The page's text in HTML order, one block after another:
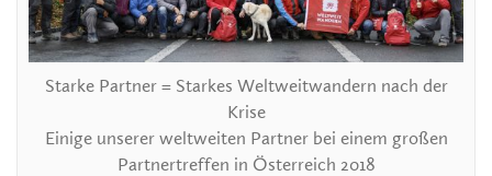
Starke Partner = Starkes Weltweitwandern nach der
Krise
Einige unserer weltweiten Partner bei einem großen
Partnertreffen in Österreich 2018